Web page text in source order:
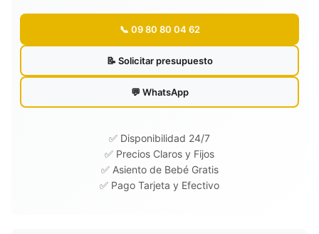
📞 09 80 80 04 62
📝 Solicitar presupuesto
💬 WhatsApp
✅ Disponibilidad 24/7
✅ Precios Claros y Fijos
✅ Asiento de Bebé Gratis
✅ Pago Tarjeta y Efectivo